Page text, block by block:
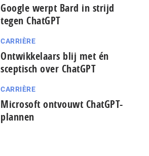
Google werpt Bard in strijd
tegen ChatGPT
CARRIÈRE
Ontwikkelaars blij met én
sceptisch over ChatGPT
CARRIÈRE
Microsoft ontvouwt ChatGPT-
plannen